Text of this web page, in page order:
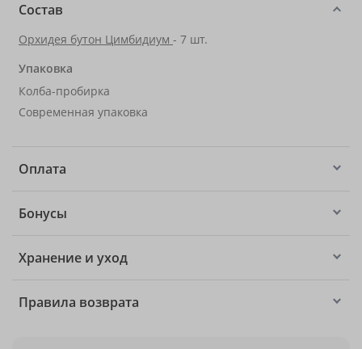
Состав
Орхидея бутон Цимбидиум - 7 шт.
Упаковка
Колба-пробирка
Современная упаковка
Оплата
Бонусы
Хранение и уход
Правила возврата